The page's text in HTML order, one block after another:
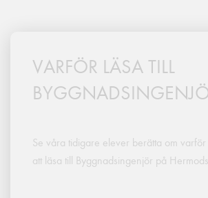
VARFÖR LÄSA TILL
Se våra tidigare elever berätta om
att läsa till Byggnadsingenjör på Hermods.